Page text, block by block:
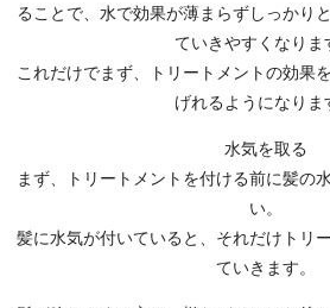
ることで、水で効果が薄まらずしっかり
ていきやすくなりま
これだけでまず、トリートメントの効果
げれるようになりま
水気を取る
まず、トリートメントを付ける前に髪の
い。
髪に水気が付いていると、それだけトリ
ていきます。